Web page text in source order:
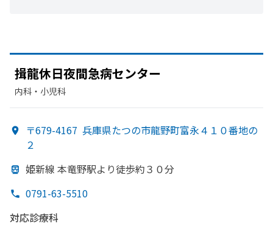
揖龍休日夜間急病センター
内科・​小児科
〒679-4167 兵庫県たつの市龍野町富永４１０番地の
２
姫新線 本竜野駅より徒歩約３０分
0791-63-5510
対応診療科